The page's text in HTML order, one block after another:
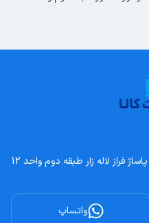
فراز لاله زار طبقه دوم واحد 12
واتساپ